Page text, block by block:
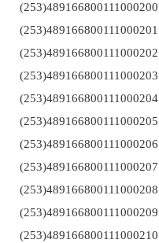
(253)489166800111000200
(253)489166800111000201
(253)489166800111000202
(253)489166800111000203
(253)489166800111000204
(253)489166800111000205
(253)489166800111000206
(253)489166800111000207
(253)489166800111000208
(253)489166800111000209
(253)489166800111000210